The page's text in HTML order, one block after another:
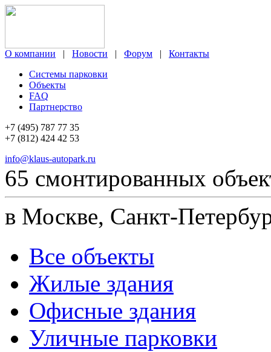
О компании | Новости | Форум |
Контакты
Системы парковки
Объекты
FAQ
Партнерство
+7 (495) 787 77 35
+7 (812) 424 42 53
info@klaus-autopark.ru
65 смонтированных
в Москве, Санкт-
Все объекты
Жилые здания
Офисные здания
Уличные парковки